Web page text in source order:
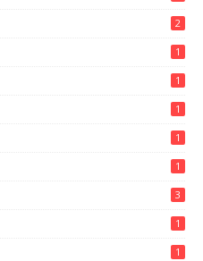
2
1
1
1
1
1
3
1
1